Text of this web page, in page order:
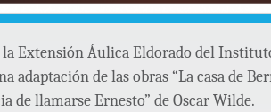
la Extensión Áulica Eldorado del
adaptación de las obras “La casa de
de llamarse Ernesto” de Oscar Wilde.